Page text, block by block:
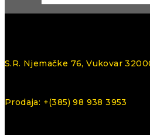
S.R. Njemačke 76, Vukovar
Prodaja: +(385) 98 938 3953